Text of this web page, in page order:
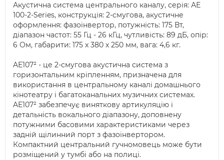
Акустична система центрального каналу, серія: АЕ
100-2-Series, конструкція: 2-смугова, акустичне
оформлення: фазоінвертор, потужність: 175 Вт,
діапазон частот: 55 Гц - 26 кГц, чутливість: 89 дБ, опір:
6 Ом, габарити: 175 x 380 x 250 мм, вага: 4,6 кг.
AE107² - це 2-смугова акустична система з
горизонтальним кріпленням, призначена для
використання в центральному каналі домашнього
кінотеатру і багатоканальних музичних системах.
AE107² забезпечує виняткову артикуляцію і
детальність вокального діапазону, доповнену
потужними басовими характеристиками через
задній щілинний порт з фазоінвертором.
Компактний центральний гучномовець може бути
розміщений у тумбі або на полиці.